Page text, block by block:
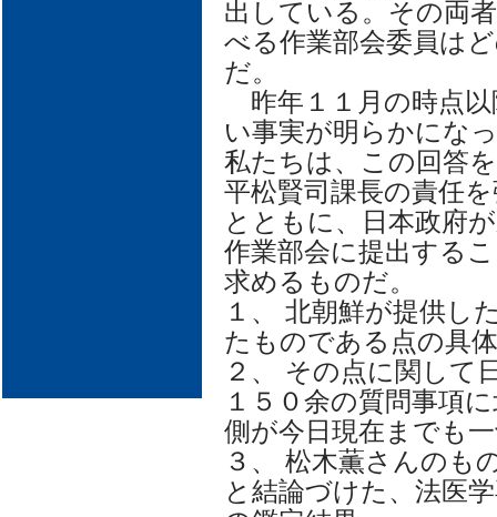
出している。その両
べる作業部会委員は
だ。
昨年１１月の時点以
い事実が明らかにな
私たちは、この回答
平松賢司課長の責任
とともに、日本政府
作業部会に提出する
求めるものだ。
１、 北朝鮮が提供し
たものである点の具
２、 その点に関して
１５０余の質問事項
側が今日現在までも
３、 松木薫さんのも
と結論づけた、法医